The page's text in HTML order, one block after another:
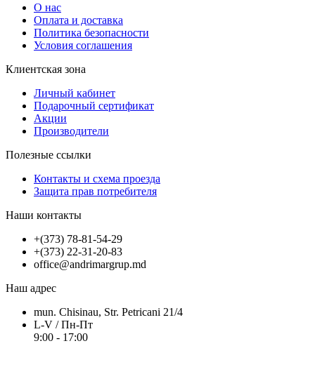
О нас
Оплата и доставка
Политика безопасности
Условия соглашения
Клиентская зона
Личный кабинет
Подарочный сертификат
Акции
Производители
Полезные ссылки
Контакты и схема проезда
Защита прав потребителя
Наши контакты
+(373) 78-81-54-29
+(373) 22-31-20-83
office@andrimargrup.md
Наш адрес
mun. Chisinau, Str. Petricani 21/4
L-V / Пн-Пт
9:00 - 17:00